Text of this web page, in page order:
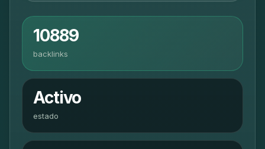
10889
backlinks
Activo
estado